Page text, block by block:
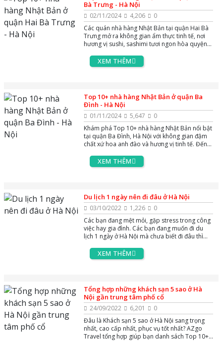
Bà Trưng - Hà Nội
02/11/2024 4,206
0
Các quán nhà hàng Nhật Bản tại quận Hai Bà
Trưng mở ra không gian ẩm thực tinh tế, nơi
hương vị sushi, sashimi tươi ngon hòa quyện
là một trải nghiệm văn hóa, hoàn hảo cho
những cuộc gặp gỡ đầy ý nghĩa.
XEM THÊM
Top 10+ nhà hàng Nhật Bản ở quận Ba
Đình - Hà Nội
01/11/2024 5,647
0
Khám phá Top 10+ nhà hàng Nhật Bản nổi bật
tại quận Ba Đình, Hà Nội với không gian đậm
chất xứ hoa anh đào và hương vị tinh tế. Đến
hợp hài hòa giữa ẩm thực và văn hóa, phù hợp
cho các bữa tiệc gia đình, họp mặt bạn bè
XEM THÊM
Du lịch 1 ngày nên đi đâu ở Hà Nội
03/10/2022 1,226
0
Các bạn đang mệt mỏi, gặp stress trong công
việc hay gia đình. Các bạn đang muốn đi du
lịch 1 ngày ở Hà Nội mà chưa biết đi đâu thì
tìm. Hãy theo dõi ngay nhé!
XEM THÊM
Tổng hợp những khách sạn 5 sao ở Hà
Nội gần trung tâm phố cổ
24/09/2022 6,201
0
Đâu là Khách sạn 5 sao ở Hà Nội sang trọng
nhất, cao cấp nhất, phục vụ tốt nhất? AZgo
Travel tổng hợp giúp bạn danh sách Top 10+